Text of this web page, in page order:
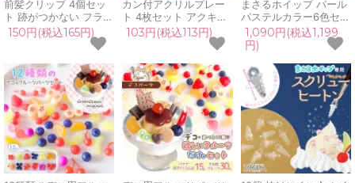
前髪クリップ 4個セッ
ト 跡がつかない フラッ
ト 推し活 ホイップデコ
デコ土台 ヘア ピン ア
クセサリー パーツ デコ
用クリップピン UVレ
ジン
150円(税込165円)
カン付アクリルプレー
ト 4枚セット アクキー
キーホルダー 丸 ハート
星 タグ 長方形 お守り
通し穴付き レジンデコ
ホイップデコ 推し活 パ
ーツ チャーム クラフト
103円(税込113円)
まさるホイップ パール
パステルカラー6色セッ
ト 50g ホイップデコク
リーム レジン クラフト
用 ミニチュア スイーツ
推し活 手芸
GreenOceanオリジナ
ル♪
1,090円(税込1,199
円)